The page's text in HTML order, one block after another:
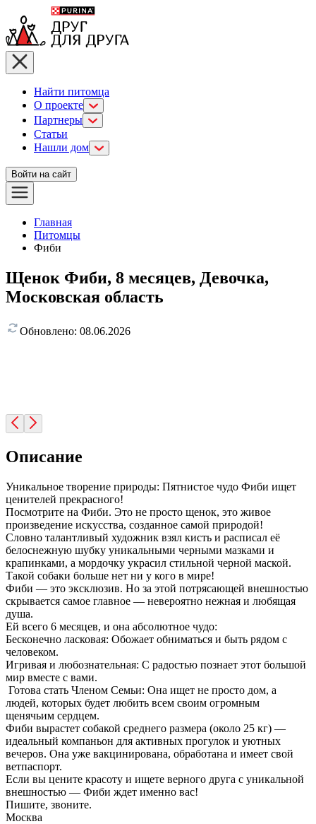
Найти питомца
О проекте
Партнеры
Статьи
Нашли дом
Войти на сайт
Главная
Питомцы
Фиби
Щенок Фиби, 8 месяцев, Девочка,
Московская область
Обновлено: 08.06.2026
Описание
Уникальное творение природы: Пятнистое чудо Фиби ищет
ценителей прекрасного!
Посмотрите на Фиби. Это не просто щенок, это живое
произведение искусства, созданное самой природой!
Словно талантливый художник взял кисть и расписал её
белоснежную шубку уникальными черными мазками и
крапинками, а мордочку украсил стильной черной маской.
Такой собаки больше нет ни у кого в мире!
Фиби — это эксклюзив. Но за этой потрясающей внешностью
скрывается самое главное — невероятно нежная и любящая
душа.
Ей всего 6 месяцев, и она абсолютное чудо:
Бесконечно ласковая: Обожает обниматься и быть рядом с
человеком.
Игривая и любознательная: С радостью познает этот большой
мир вместе с вами.
Готова стать Членом Семьи: Она ищет не просто дом, а
людей, которых будет любить всем своим огромным
щенячьим сердцем.
Фиби вырастет собакой среднего размера (около 25 кг) —
идеальный компаньон для активных прогулок и уютных
вечеров. Она уже вакцинирована, обработана и имеет свой
ветпаспорт.
Если вы цените красоту и ищете верного друга с уникальной
внешностью — Фиби ждет именно вас!
Пишите, звоните.
Москва